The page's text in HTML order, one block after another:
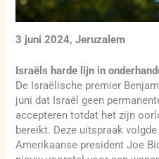
3 juni 2024, Jeruzalem
Israëls harde lijn in
De Israëlische premier
juni dat Israël geen
accepteren totdat het zijn
bereikt. Deze uitspraak
Amerikaanse president Joe